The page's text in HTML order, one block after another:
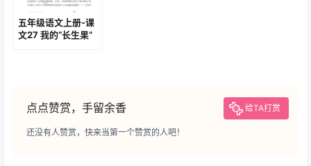
五年级语文上册-课
文27 我的“长生果”
点点赞赏，手留余香 给TA打赏
还没有人赞赏，快来当第一个赞赏的人吧！